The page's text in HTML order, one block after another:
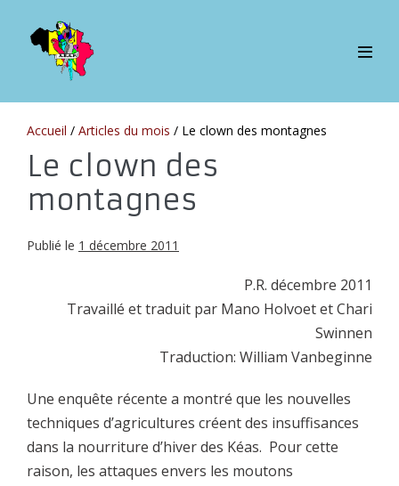
contenu
Accueil / Articles du mois / Le clown des montagnes
Le clown des
montagnes
Publié le 1 décembre 2011
P.R. décembre 2011
Travaillé et traduit par Mano Holvoet et Chari
Swinnen
Traduction: William Vanbeginne
Une enquête récente a montré que les nouvelles
techniques d’agricultures créent des insuffisances
dans la nourriture d’hiver des Kéas. Pour cette
raison, les attaques envers les moutons